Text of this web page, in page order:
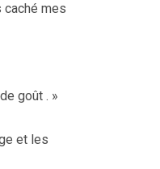
caché mes
goût . »
et les